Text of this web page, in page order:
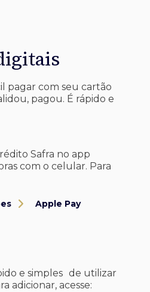
pagar com seu cartão
pagou. É rápido e
Safra no app
com o celular. Para
Apple Pay
e simples de utilizar
adicionar, acesse: